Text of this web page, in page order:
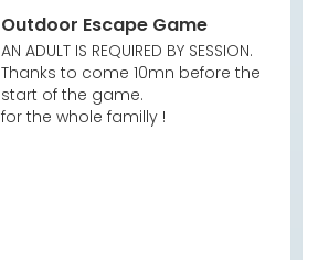
Outdoor Escape Game
AN ADULT IS REQUIRED BY SESSION.
Thanks to come 10mn before the
start of the game.
for the whole familly !